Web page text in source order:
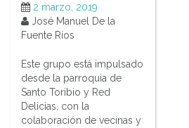
2 marzo, 2019
José Manuel De la
Fuente Ríos
Este grupo está impulsado
desde la parroquia de
Santo Toribio y Red
Delicias, con la
colaboración de vecinas y